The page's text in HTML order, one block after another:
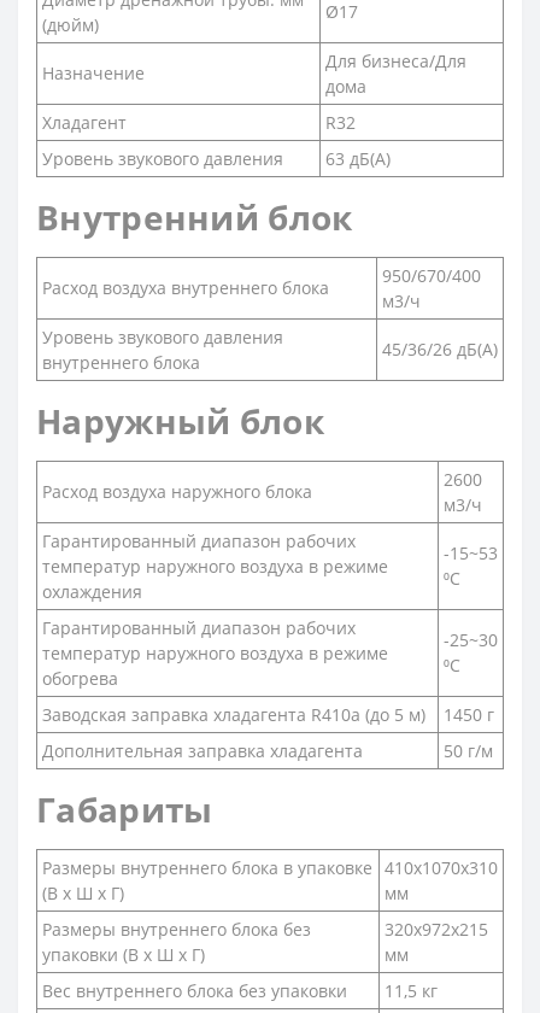
(дюйм)
Ø17
Назначение
Для бизнеса/Для
дома
Хладагент
R32
Уровень звукового давления
63 дБ(А)
Внутренний блок
Расход воздуха внутреннего блока
950/670/400
м3/ч
Уровень звукового давления
внутреннего блока
45/36/26 дБ(А)
Наружный блок
Расход воздуха наружного блока
2600
м3/ч
Гарантированный диапазон рабочих
температур наружного воздуха в режиме
охлаждения
-15~53
⁰С
Гарантированный диапазон рабочих
температур наружного воздуха в режиме
обогрева
-25~30
⁰С
Заводская заправка хладагента R410a (до 5 м)
1450 г
Дополнительная заправка хладагента
50 г/м
Габариты
Размеры внутреннего блока в упаковке
(В х Ш х Г)
410х1070x310
мм
Размеры внутреннего блока без
упаковки (В х Ш х Г)
320x972x215
мм
Вес внутреннего блока без упаковки
11,5 кг